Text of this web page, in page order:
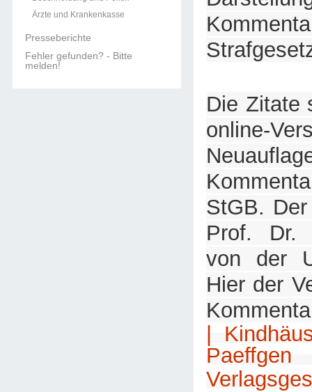
Ärzte und Krankenkasse
Presseberichte
Fehler gefunden? - Bitte
melden!
Die Zitate
StGB.
Prof. Dr.
von der
Hier der
|